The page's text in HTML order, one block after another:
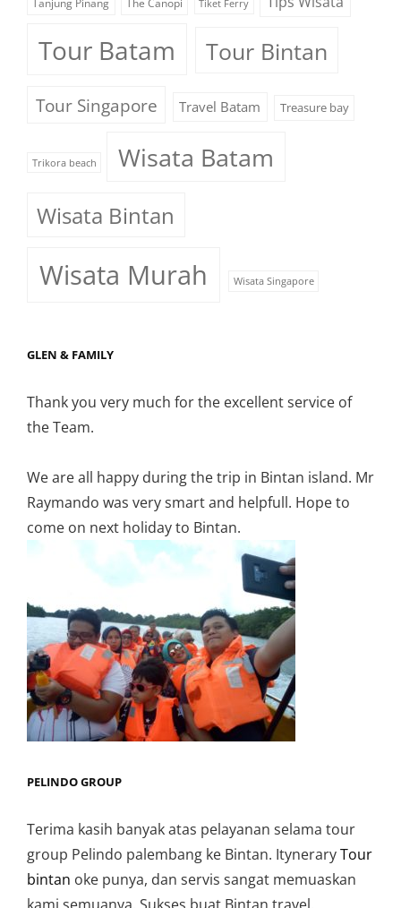
Tanjung Pinang The Canopi Tiket Ferry
Tour Batam Tour Bintan
Tour Singapore Travel Batam Treasure bay
Trikora beach Wisata Batam
Wisata Bintan
Wisata Murah Wisata Singapore
GLEN & FAMILY
Thank you very much for the excellent service of
the Team.
We are all happy during the trip in Bintan island. Mr
Raymando was very smart and helpfull. Hope to
come on next holiday to Bintan.
PELINDO GROUP
Terima kasih banyak atas pelayanan selama tour
group Pelindo palembang ke Bintan. ItyneraryTour
bintan oke punya, dan servis sangat memuaskan